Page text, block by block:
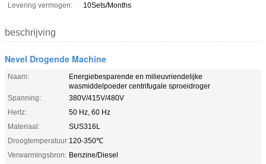
Levering vermogen:
10Sets/Months
beschrijving
Nevel Drogende Machine
Naam:
Energiebesparende en milieuvriendelijke
wasmiddelpoeder centrifugale sproeidroger
Spanning:
380V/415V/480V
Hertz:
50 Hz, 60 Hz
Materiaal:
SUS316L
Droogtemperatuur:120-350℃
Verwarmingsbron: Benzine/Diesel